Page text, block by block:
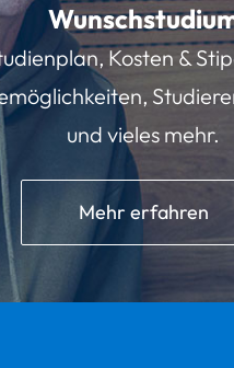
Kosten &
und vieles mehr.
Mehr erfahren